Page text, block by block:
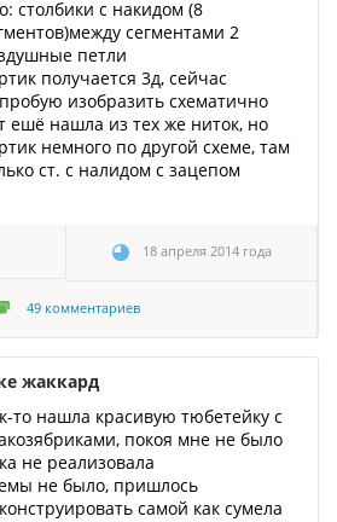
столбики с накидом (8
сегментами 2
петли
получается 3д, сейчас
изобразить схематично
ешё нашла из тех же ниток, но
немного по другой схеме, там
ст. с налидом с зацепом
18 апреля 2014 года
49 комментариев
жаккард
то нашла красивую тюбетейку с
покоя мне не было
не реализовала
не было, пришлось
самой как сумела